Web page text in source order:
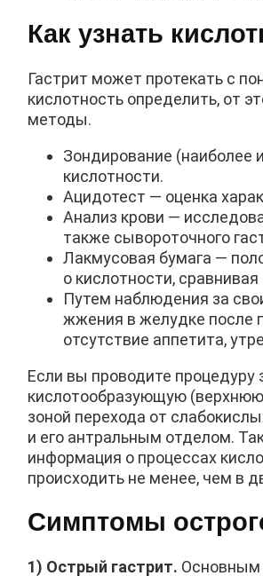
Как узнать
Гастрит может протекать с
кислотность определить, от
методы.
Зондирование (наиболее
кислотности.
Ацидотест — оценка
Анализ крови —
также сывороточного
Лакмусовая бумага —
о кислотности,
Путем наблюдения за
жжения в желудке после
отсутствие аппетита,
Если вы проводите
кислотообразующую
зоной перехода от
и его антральным отделом.
информация о процессах
происходить не менее, чем в
Симптомы
1) Острый гастрит. Основным